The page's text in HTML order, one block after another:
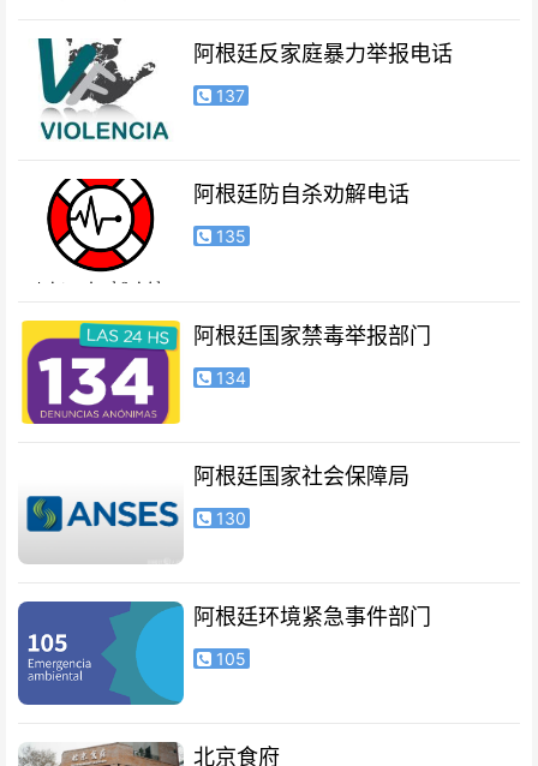
阿根廷反家庭暴力举报电话
137
阿根廷防自杀劝解电话
135
阿根廷国家禁毒举报部门
134
阿根廷国家社会保障局
130
阿根廷环境紧急事件部门
105
北京食府